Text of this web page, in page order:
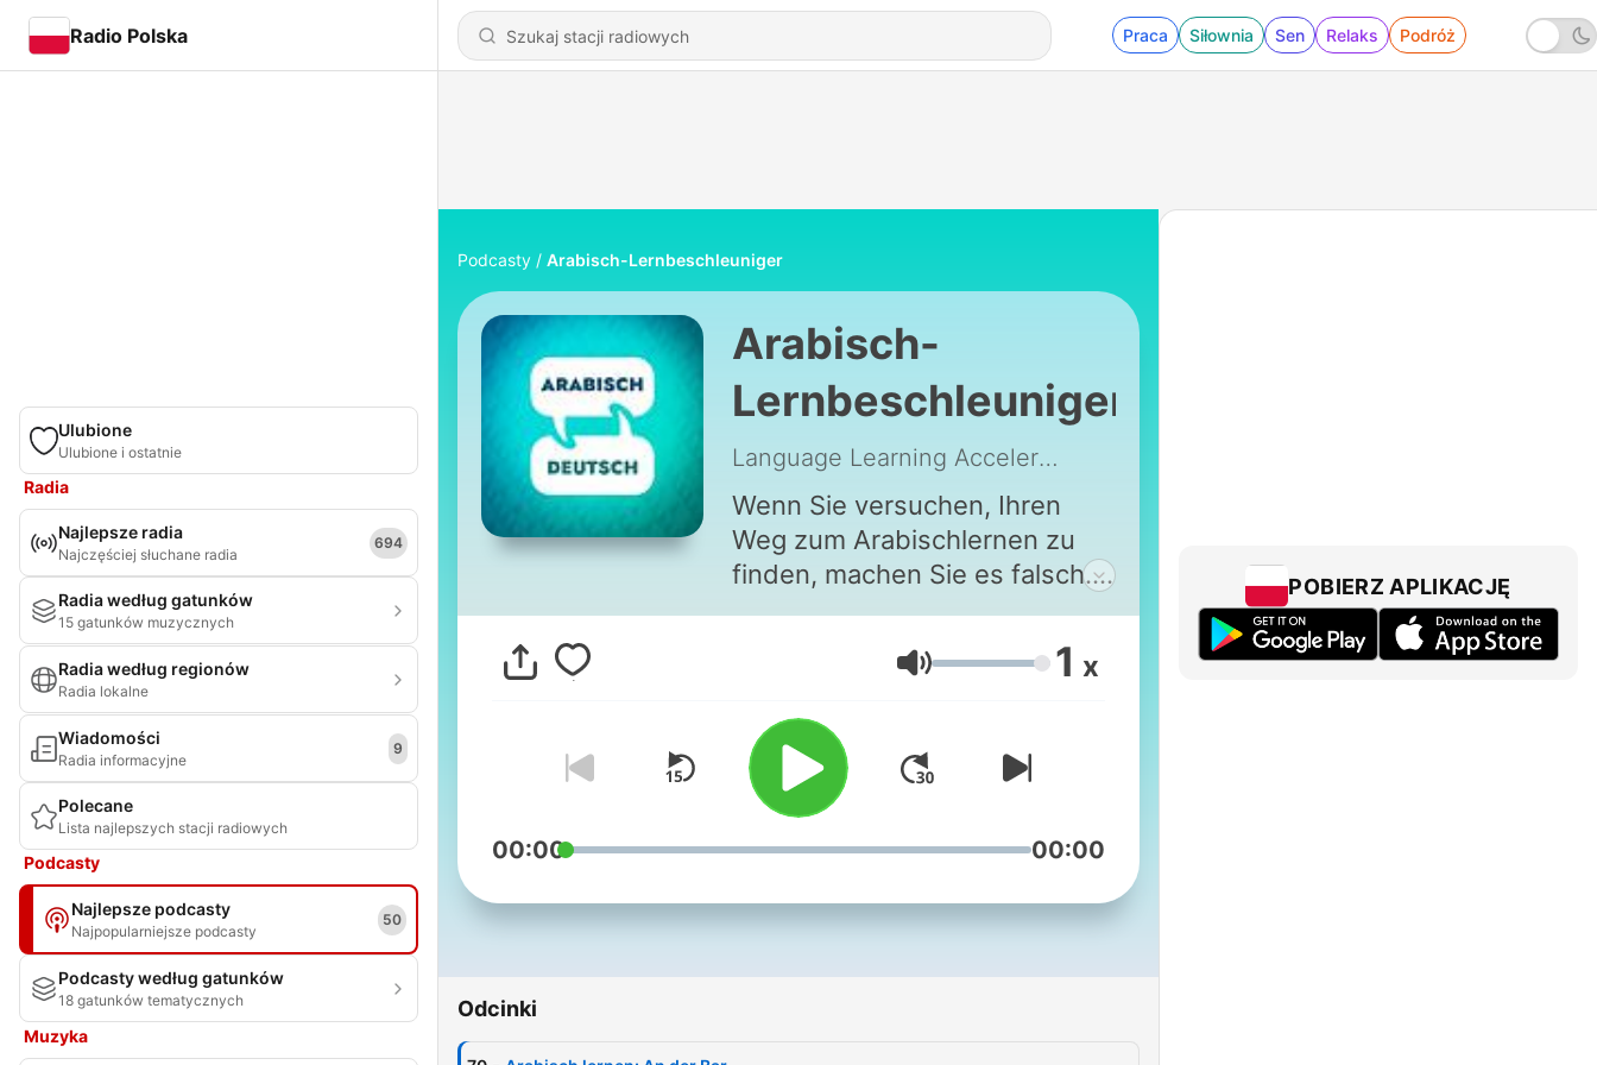
Radio Polska Praca Siłownia Sen Relaks Podróż
Ulubione
Ulubione i ostatnie
Radia
Najlepsze radia
Najczęściej słuchane radia
694
Radia według gatunków
15 gatunków muzycznych
Radia według regionów
Radia lokalne
Wiadomości
Radia informacyjne
9
Polecane
Lista najlepszych stacji radiowych
Podcasty
Najlepsze podcasty
Najpopularniejsze podcasty
50
Podcasty według gatunków
18 gatunków tematycznych
Muzyka
Podcasty Arabisch-Lernbeschleuniger
Arabisch-
Lernbeschleuniger
Language Learning Accelerator
Wenn Sie versuchen, Ihren
Weg zum Arabischlernen zu
finden, machen Sie es falsch.
Lernen Sie Arabisch wie
Deutsch: indem Sie viel davon
hören. (Mit zumindest einer
vagen Vorstellung davon, was
es bedeutet!) Tausende
arabische Phrasen werden
zusammen mit den deutschen
Übersetzungen direkt Ihrem
praktisch über philosophisch
Phrasen, keine Füllwörter!
Głośność 1 x
00:00 00:00
Odcinki
POBIERZ APLIKACJĘ